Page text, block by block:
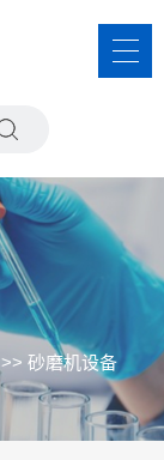
>> 砂磨机设备